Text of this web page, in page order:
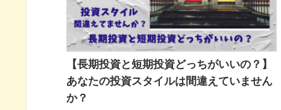
【長期投資と短期投資どっちがいいの？】
あなたの投資スタイルは間違えていません
か？